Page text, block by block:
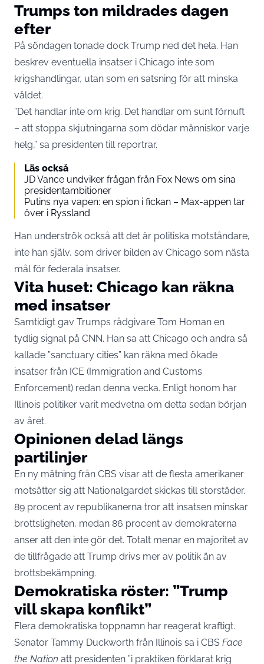
Trumps ton mildrades dagen
efter
På söndagen tonade dock Trump ned det hela. Han
beskrev eventuella insatser i Chicago inte som
krigshandlingar, utan som en satsning för att minska
våldet.
”Det handlar inte om krig. Det handlar om sunt förnuft
– att stoppa skjutningarna som dödar människor varje
helg,” sa presidenten till reportrar.
Läs också
JD Vance undviker frågan från Fox News om sina
presidentambitioner
Putins nya vapen: en spion i fickan – Max-appen tar
över i Ryssland
Han underströk också att det är politiska motståndare,
inte han själv, som driver bilden av Chicago som nästa
mål för federala insatser.
Vita huset: Chicago kan räkna
med insatser
Samtidigt gav Trumps rådgivare Tom Homan en
tydlig signal på CNN. Han sa att Chicago och andra så
kallade ”sanctuary cities” kan räkna med ökade
insatser från ICE (Immigration and Customs
Enforcement) redan denna vecka. Enligt honom har
Illinois politiker varit medvetna om detta sedan början
av året.
Opinionen delad längs
partilinjer
En ny mätning från CBS visar att de flesta amerikaner
motsätter sig att Nationalgardet skickas till storstäder.
89 procent av republikanerna tror att insatsen minskar
brottsligheten, medan 86 procent av demokraterna
anser att den inte gör det. Totalt menar en majoritet av
de tillfrågade att Trump drivs mer av politik än av
brottsbekämpning.
Demokratiska röster: ”Trump
vill skapa konflikt”
Flera demokratiska toppnamn har reagerat kraftigt.
Senator Tammy Duckworth från Illinois sa i CBS Face
the Nation att presidenten ”i praktiken förklarat krig